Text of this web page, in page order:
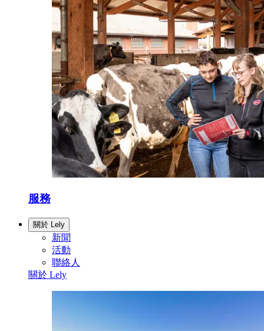
服務
關於 Lely
新聞
活動
聯絡人
關於 Lely